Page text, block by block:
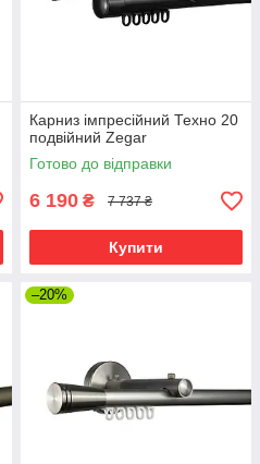
Карниз імпресійний Техно 20
подвійний Zegar
Готово до відправки
6 190 ₴ 7 737 ₴
Купити
–20%